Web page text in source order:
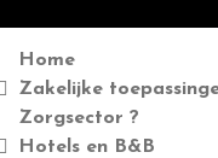
Home
Zakelijke
Zorgsector ?
Hotels en B&B